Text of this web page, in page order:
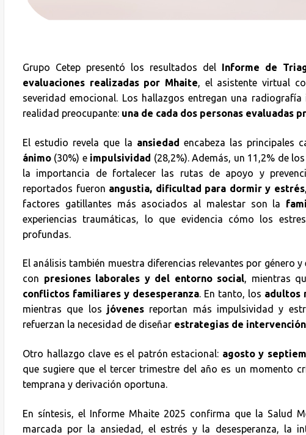
Grupo Cetep presentó los resultados del Informe de
evaluaciones realizadas por Mhaite, el asistente virtual
severidad emocional. Los hallazgos entregan una
realidad preocupante: una de cada dos personas evaluadas
El estudio revela que la ansiedad encabeza las principales
ánimo (30%) e impulsividad (28,2%). Además, un 11,2% de
la importancia de fortalecer las rutas de apoyo y
reportados fueron angustia, dificultad para dormir y estrés
factores gatillantes más asociados al malestar son la
experiencias traumáticas, lo que evidencia cómo los
profundas.
El análisis también muestra diferencias relevantes por género
con presiones laborales y del entorno social, mientras
conflictos familiares y desesperanza. En tanto, los adultos
mientras que los jóvenesreportan más impulsividad y
refuerzan la necesidad de diseñar estrategias de
Otro hallazgo clave es el patrón estacional: agosto y
que sugiere que el tercer trimestre del año es un momento
temprana y derivación oportuna.
En síntesis, el Informe Mhaite 2025 confirma que la Salud
marcada por la ansiedad, el estrés y la desesperanza, la